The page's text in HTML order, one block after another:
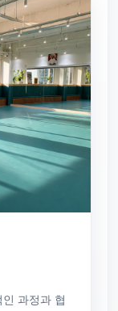
과정과 협